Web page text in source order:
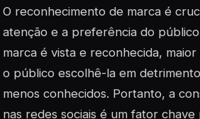
O reconhecimento de marca é
atenção e a preferência do
marca é vista e reconhecida,
o público escolhê-la em
menos conhecidos. Portanto, a
nas redes sociais é um fator